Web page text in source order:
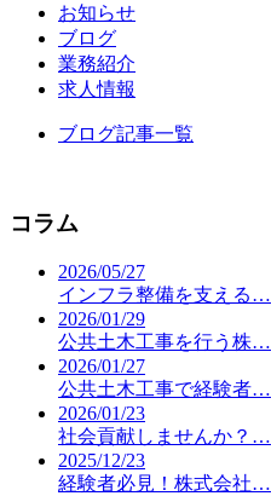
お知らせ
ブログ
業務紹介
求人情報
ブログ記事一覧
コラム
2026/05/27
インフラ整備を支える…
2026/01/29
公共土木工事を行う株…
2026/01/27
公共土木工事で経験者…
2026/01/23
社会貢献しませんか？…
2025/12/23
経験者必見！株式会社…